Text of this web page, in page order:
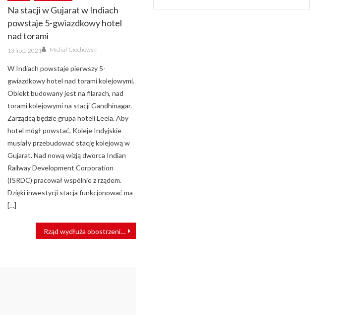
Na stacji w Gujarat w Indiach
powstaje 5-gwiazdkowy hotel
nad torami
Posted
on
13 lipca 2021 Author
Michał Ciechowski
W Indiach powstaje pierwszy 5-
gwiazdkowy hotel nad torami kolejowymi.
Obiekt budowany jest na filarach, nad
torami kolejowymi na stacji Gandhinagar.
Zarządcą będzie grupa hoteli Leela. Aby
hotel mógł powstać, Koleje Indyjskie
musiały przebudować stację kolejową w
Gujarat. Nad nową wizją dworca Indian
Railway Development Corporation
(ISRDC) pracował wspólnie z rządem.
Dzięki inwestycji stacja funkcjonować ma
[…]
Rząd wydłuża obostrzenia związane z międzynarodowym ruchem kolejowym